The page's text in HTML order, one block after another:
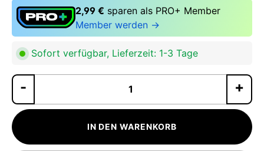
2,99 € sparen als PRO+ Member
Member werden →
Sofort verfügbar, Lieferzeit: 1-3 Tage
IN DEN WARENKORB